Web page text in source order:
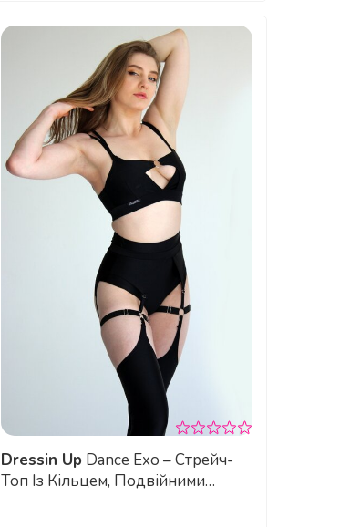
Dressin Up
Топ Із Кільцем, Подвійними